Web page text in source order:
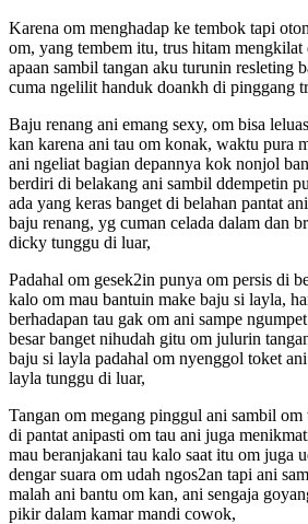
Karena om menghadap ke tembok tapi
om, yang tembem itu, trus hitam
apaan sambil tangan aku turunin resleting
cuma ngelilit handuk doankh di pinggang
Baju renang ani emang sexy, om bisa
kan karena ani tau om konak, waktu pura
ani ngeliat bagian depannya kok nonjol
berdiri di belakang ani sambil ddempetin
ada yang keras banget di belahan pantat
baju renang, yg cuman celada dalam dan
dicky tunggu di luar,
Padahal om gesek2in punya om persis di
kalo om mau bantuin make baju si layla,
berhadapan tau gak om ani sampe
besar banget nihudah gitu om julurin
baju si layla padahal om nyenggol toket
layla tunggu di luar,
Tangan om megang pinggul ani sambil
di pantat anipasti om tau ani juga
mau beranjakani tau kalo saat itu om juga
dengar suara om udah ngos2an tapi ani
malah ani bantu om kan, ani sengaja
pikir dalam kamar mandi cowok,